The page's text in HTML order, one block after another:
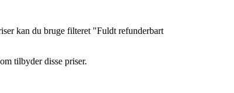
kan du bruge filteret "Fuldt refunderbart
tilbyder disse priser.